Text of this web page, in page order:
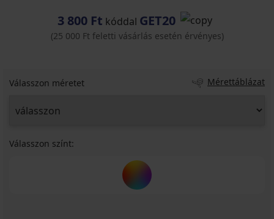
3 800 Ft kóddal GET20
(25 000 Ft feletti vásárlás esetén érvényes)
Válasszon méretet Mérettáblázat
Válasszon színt: